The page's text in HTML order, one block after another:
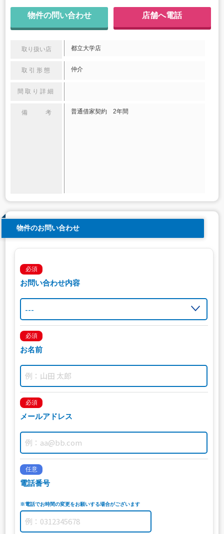
物件の問い合わせ 店舗へ電話
取り扱い店 都立大学店
取引形態 仲介
間取り詳細
備 考 普通借家契約 2年間
物件のお問い合わせ
必須
お問い合わせ内容
必須
お名前
必須
メールアドレス
任意
電話番号
※電話でお時間の変更をお願いする場合がございます